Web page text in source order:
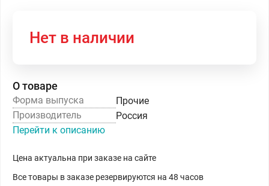
Нет в наличии
О товаре
Форма выпуска
Прочие
Производитель
Россия
Перейти к описанию
Цена актуальна при заказе на сайте
Все товары в заказе резервируются на 48 часов